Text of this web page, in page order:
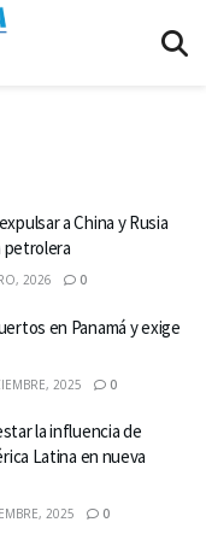
a China y Rusia
petrolera
2026 0
en Panamá y exige
2025 0
la influencia de
Latina en nueva
2025 0